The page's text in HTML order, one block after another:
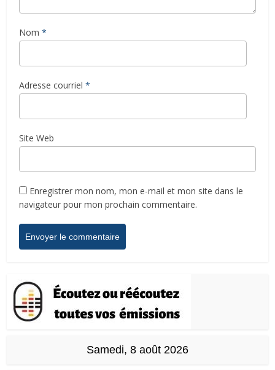
Nom *
Adresse courriel *
Site Web
Enregistrer mon nom, mon e-mail et mon site dans le
navigateur pour mon prochain commentaire.
Samedi, 8 août 2026